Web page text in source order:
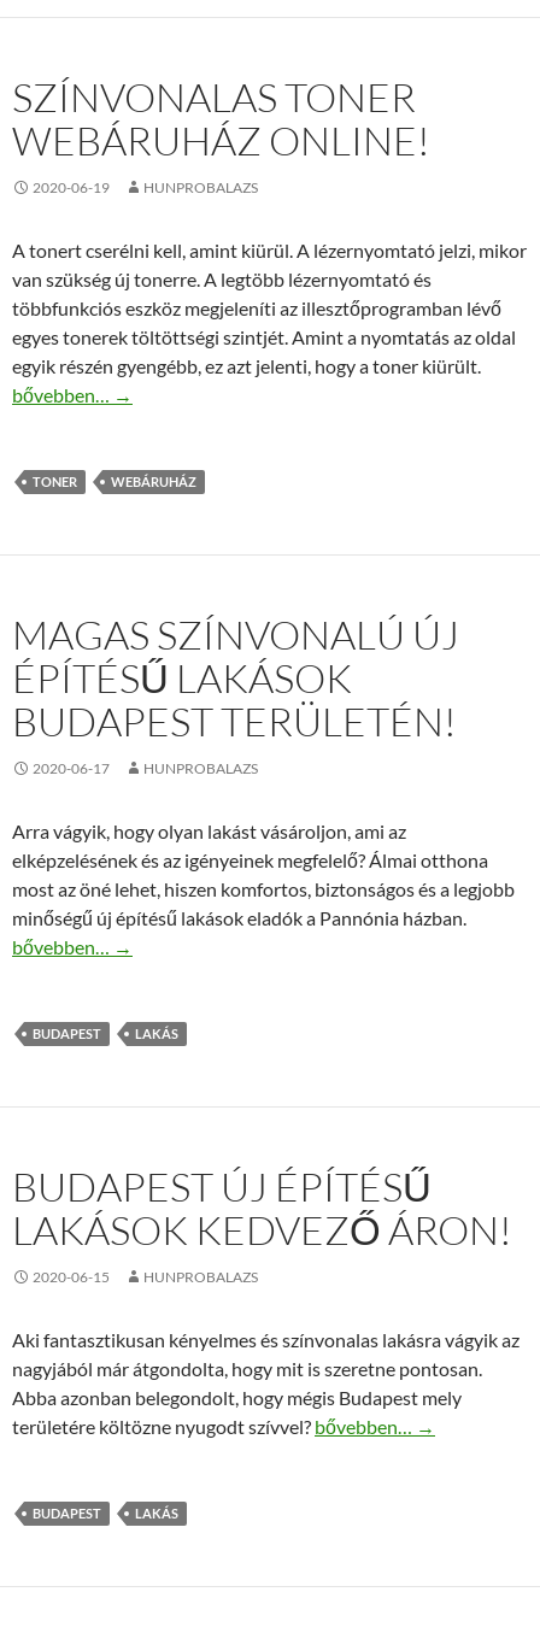
SZÍNVONALAS TONER
WEBÁRUHÁZ ONLINE!
2020-06-19 HUNPROBALAZS
A tonert cserélni kell, amint kiürül. A lézernyomtató jelzi, mikor
van szükség új tonerre. A legtöbb lézernyomtató és
többfunkciós eszköz megjeleníti az illesztőprogramban lévő
egyes tonerek töltöttségi szintjét. Amint a nyomtatás az oldal
egyik részén gyengébb, ez azt jelenti, hogy a toner kiürült.
Színvonalas toner webáruház online!
bővebben… →
TONER WEBÁRUHÁZ
MAGAS SZÍNVONALÚ ÚJ
ÉPÍTÉSŰ LAKÁSOK
BUDAPEST TERÜLETÉN!
2020-06-17 HUNPROBALAZS
Arra vágyik, hogy olyan lakást vásároljon, ami az
elképzelésének és az igényeinek megfelelő? Álmai otthona
most az öné lehet, hiszen komfortos, biztonságos és a legjobb
minőségű új építésű lakások eladók a Pannónia házban.
Magas színvonalú új építésű lakások Budapest területén!
bővebben… →
BUDAPEST LAKÁS
BUDAPEST ÚJ ÉPÍTÉSŰ
LAKÁSOK KEDVEZŐ ÁRON!
2020-06-15 HUNPROBALAZS
Aki fantasztikusan kényelmes és színvonalas lakásra vágyik az
nagyjából már átgondolta, hogy mit is szeretne pontosan.
Abba azonban belegondolt, hogy mégis Budapest mely
területére költözne nyugodt szívvel? Budapest új építésű
bővebben… →
BUDAPEST LAKÁS